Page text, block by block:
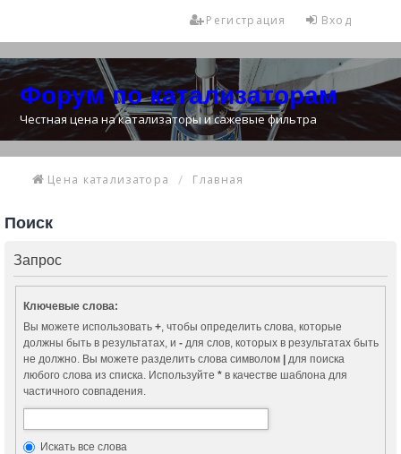
Вход
Регистрация
Форум по катализаторам
Честная цена на катализаторы и сажевые фильтра
Цена катализатора Главная
Поиск
Запрос
Ключевые слова:
Вы можете использовать +, чтобы определить слова, которые
должны быть в результатах, и -для слов, которых в результатах быть
не должно. Вы можете разделить слова символом |для поиска
любого слова из списка. Используйте *в качестве шаблона для
частичного совпадения.
Искать все слова